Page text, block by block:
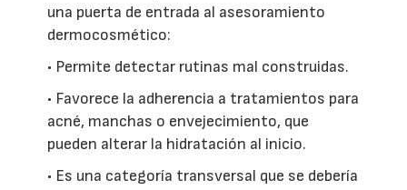
una puerta de entrada al asesoramiento
dermocosmético:
• Permite detectar rutinas mal construidas.
• Favorece la adherencia a tratamientos para
acné, manchas o envejecimiento, que
pueden alterar la hidratación al inicio.
• Es una categoría transversal que se debería